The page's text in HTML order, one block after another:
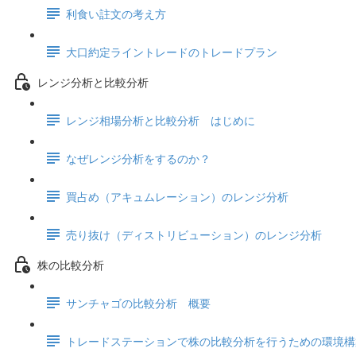
利食い註文の考え方
大口約定ライントレードのトレードプラン
レンジ分析と比較分析
レンジ相場分析と比較分析 はじめに
なぜレンジ分析をするのか？
買占め（アキュムレーション）のレンジ分析
売り抜け（ディストリビューション）のレンジ分析
株の比較分析
サンチャゴの比較分析 概要
トレードステーションで株の比較分析を行うための環境